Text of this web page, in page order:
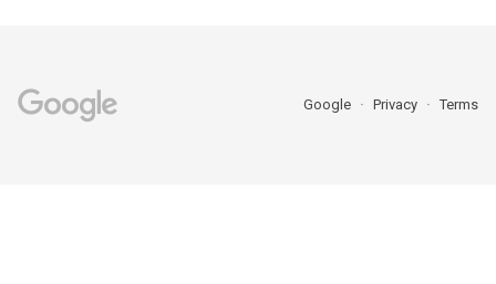
Google Privacy Terms